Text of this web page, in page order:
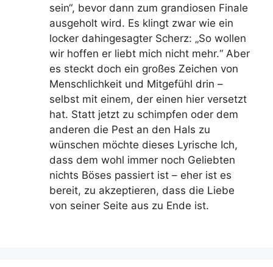
sein“, bevor dann zum grandiosen Finale
ausgeholt wird. Es klingt zwar wie ein
locker dahingesagter Scherz: „So wollen
wir hoffen er liebt mich nicht mehr.“ Aber
es steckt doch ein großes Zeichen von
Menschlichkeit und Mitgefühl drin –
selbst mit einem, der einen hier versetzt
hat. Statt jetzt zu schimpfen oder dem
anderen die Pest an den Hals zu
wünschen möchte dieses Lyrische Ich,
dass dem wohl immer noch Geliebten
nichts Böses passiert ist – eher ist es
bereit, zu akzeptieren, dass die Liebe
von seiner Seite aus zu Ende ist.